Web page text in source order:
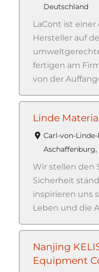
Deutschland
LaCont ist
Hersteller auf
fertigen am
von der
Linde
Carl-von-Linde-
Wir stellen den
Sicherheit
inspirieren uns
Leben und die
Nanjing
Equipment